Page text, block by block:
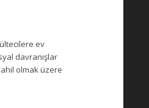
ev
davranışlar
olmak üzere